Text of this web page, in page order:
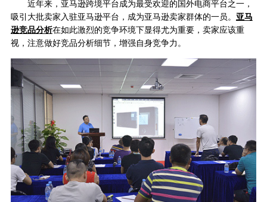
近年来，亚马逊跨境平台成为最受欢迎的国外电商平台之一，
吸引大批卖家入驻亚马逊平台，成为亚马逊卖家群体的一员。 亚马
逊竞品分析在如此激烈的竞争环境下显得尤为重要，卖家应该重
视，注意做好竞品分析细节，增强自身竞争力。